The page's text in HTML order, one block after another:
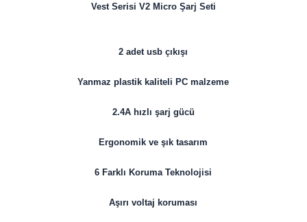
Vest Serisi V2 Micro Şarj Seti
2 adet usb çıkışı
Yanmaz plastik kaliteli PC malzeme
2.4A hızlı şarj gücü
Ergonomik ve şık tasarım
6 Farklı Koruma Teknolojisi
Aşırı voltaj koruması